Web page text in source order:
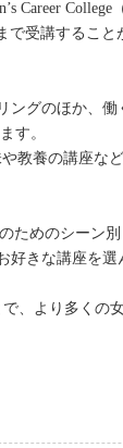
Career
受講すること
グのほか、
す。
教養の講座な
ためのシーン
きな講座を選
、より多くの